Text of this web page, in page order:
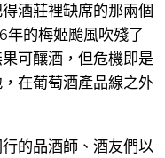
酒莊裡缺席的那兩個
年的梅姬颱風吹殘了
可釀酒，但危機即是
在葡萄酒產品線之外
的品酒師、酒友們以